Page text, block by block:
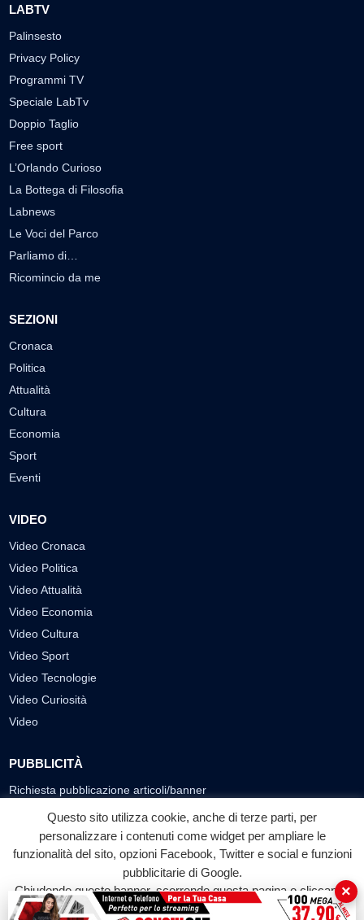
LABTV
Palinsesto
Privacy Policy
Programmi TV
Speciale LabTv
Doppio Taglio
Free sport
L’Orlando Curioso
La Bottega di Filosofia
Labnews
Le Voci del Parco
Parliamo di…
Ricomincio da me
SEZIONI
Cronaca
Politica
Attualità
Cultura
Economia
Sport
Eventi
VIDEO
Video Cronaca
Video Politica
Video Attualità
Video Economia
Video Cultura
Video Sport
Video Tecnologie
Video Curiosità
Video
PUBBLICITÀ
Richiesta pubblicazione articoli/banner
SEGUICI SUI SOCIAL
f
Facebook
◎ ▶
YouTube
Questo sito utilizza cookie, anche di terze parti, per
personalizzare i contenuti come widget per ampliare le
funzionalità del sito, opzioni Facebook, Twitter e social e funzioni
pubblicitarie di Google.
Chiudendo questo banner, scorrendo questa pagina o cliccando
su qualunque suo elemento acconsenti all'uso dei cookie.
×